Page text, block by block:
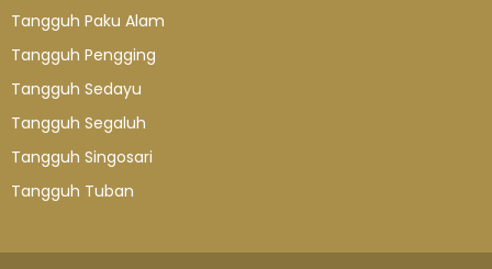
Tangguh Paku Alam
Tangguh Pengging
Tangguh Sedayu
Tangguh Segaluh
Tangguh Singosari
Tangguh Tuban